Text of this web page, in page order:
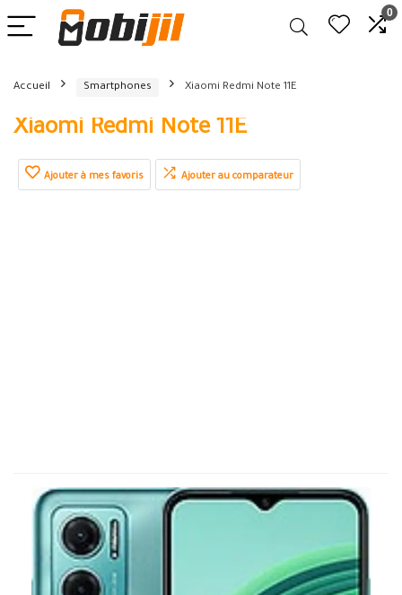
0
Accueil Smartphones Xiaomi Redmi Note 11E
Xiaomi Redmi Note 11E
Ajouter à mes favoris Ajouter au comparateur